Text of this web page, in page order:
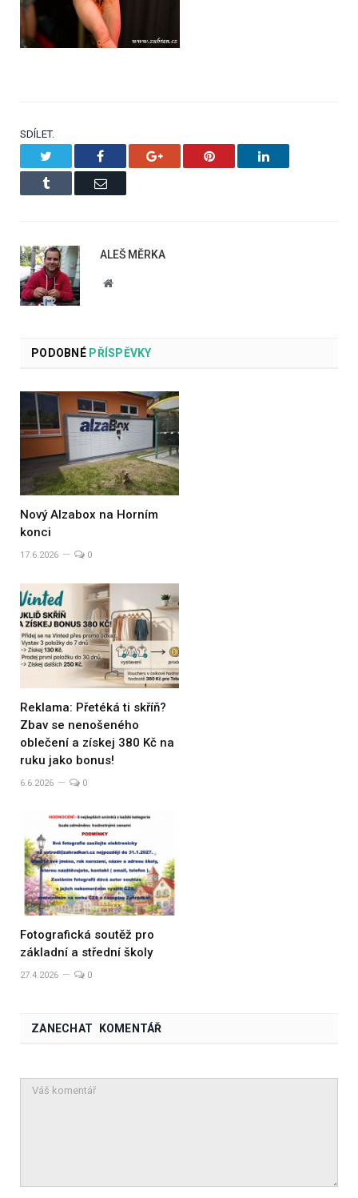
SDÍLET.
Facebook Google+ Pinterest LinkedIn
Tumblr Email
ALEŠ MĚRKA
Website
PODOBNÉPŘÍSPĚVKY
Nový Alzabox na Horním
konci
17.6.2026 0
Reklama: Přetéká ti skříň?
Zbav se nenošeného
oblečení a získej 380 Kč na
ruku jako bonus!
6.6.2026 0
Fotografická soutěž pro
základní a střední školy
27.4.2026 0
ZANECHAT KOMENTÁŘ